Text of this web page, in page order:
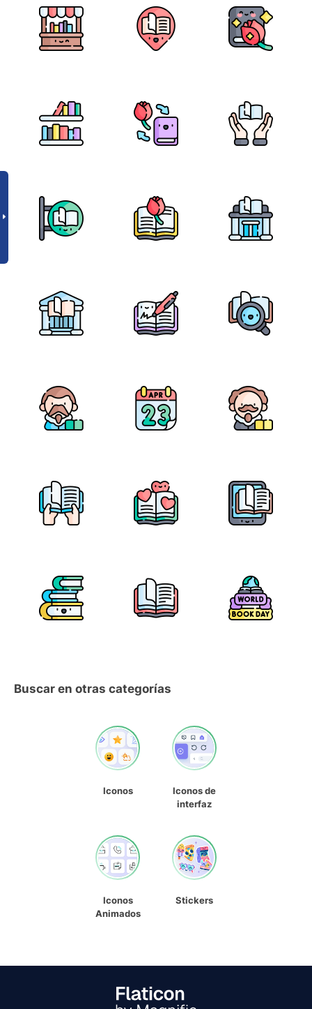
Buscar en otras categorías
Iconos
Iconos de
interfaz
Iconos
Animados
Stickers